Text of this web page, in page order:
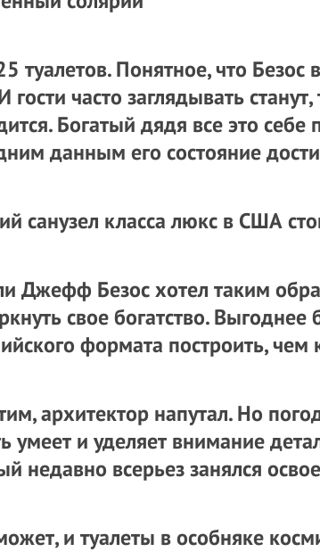
туалетов. Понятное, что
гости часто заглядывать
Богатый дядя все это
данным его состояние
санузел класса люкс в США
Джефф Безос хотел таким
свое богатство.
формата построить, чем
архитектор напутал. Но
умеет и уделяет внимание
недавно всерьез занялся
и туалеты в особняке